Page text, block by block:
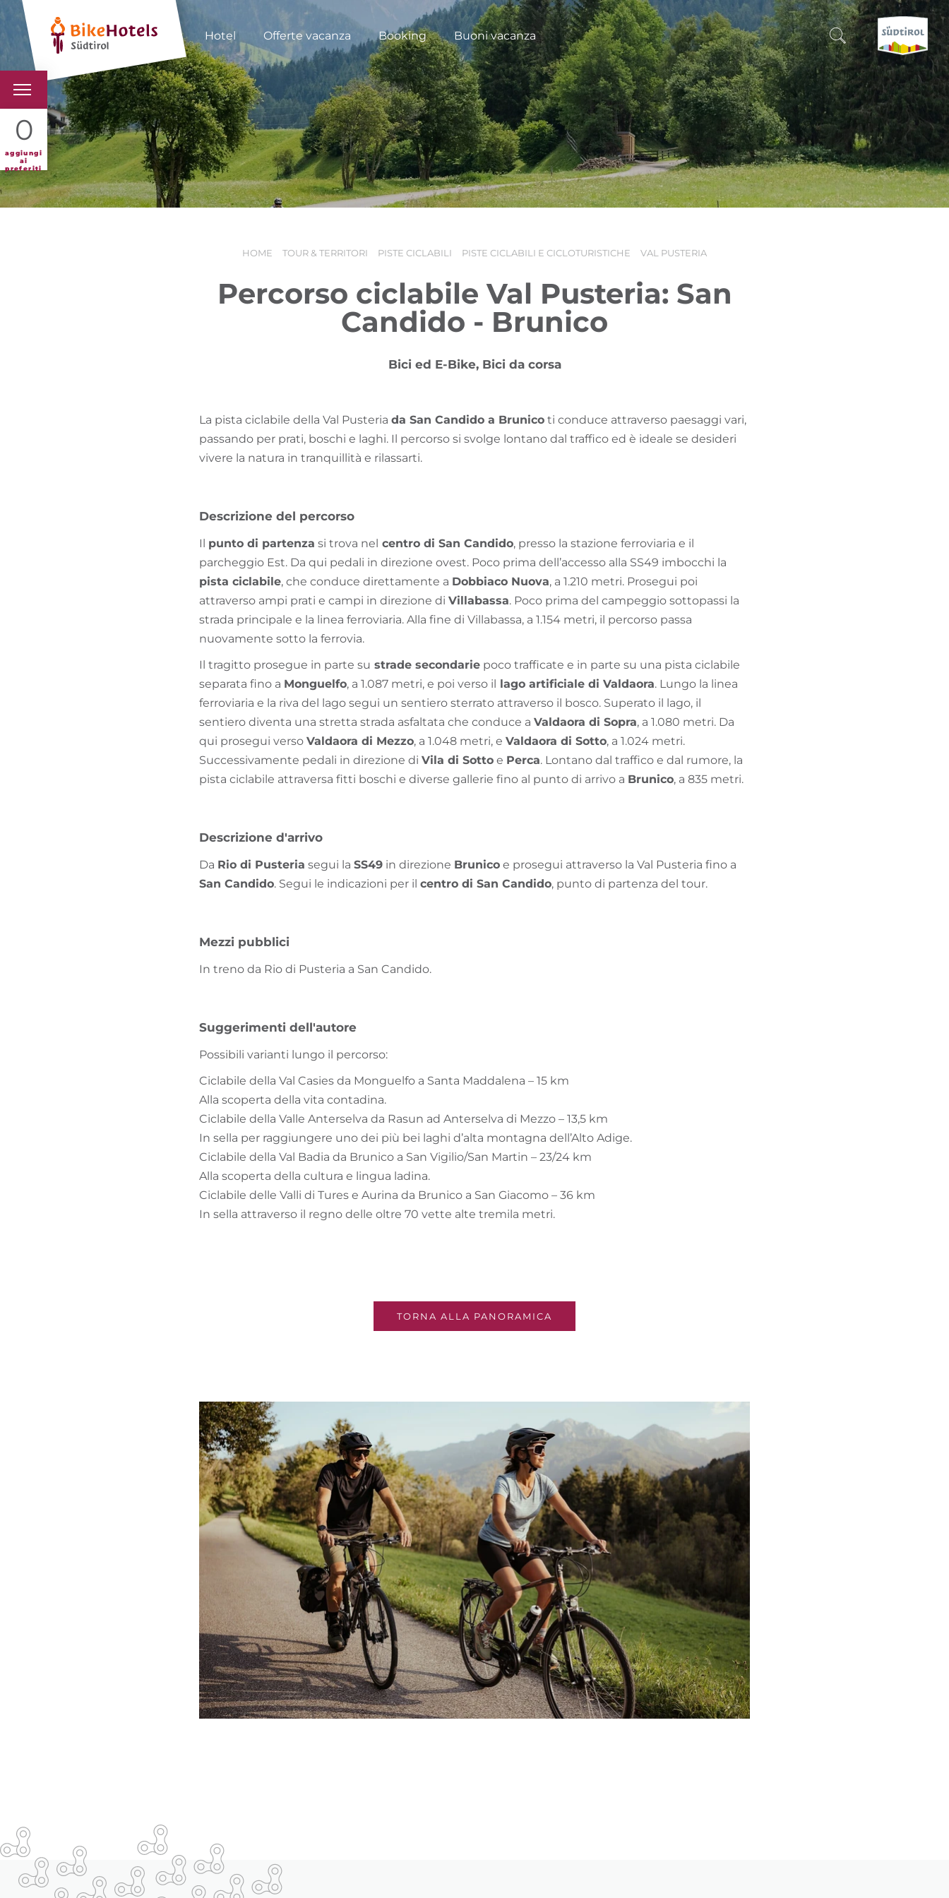
Hotel Offerte vacanza Booking Buoni vacanza
0
aggiungi
ai
preferiti
BIKEHOTELS
HOTELS & PACCHETTI
TOUR & TERRITORI
CERCA E PRENOTA
SCOPRI L'ALTO ADIGE
QUANDO?
-
HOME TOUR & TERRITORI PISTE CICLABILI PISTE CICLABILI E CICLOTURISTICHE VAL PUSTERIA
Percorso ciclabile Val Pusteria: San
Candido - Brunico
Bici ed E-Bike, Bici da corsa
La pista ciclabile della Val Pusteria da San Candido a Brunico ti conduce attraverso paesaggi vari,
passando per prati, boschi e laghi. Il percorso si svolge lontano dal traffico ed è ideale se desideri
vivere la natura in tranquillità e rilassarti.
Descrizione del percorso
Il punto di partenza si trova nel centro di San Candido, presso la stazione ferroviaria e il
parcheggio Est. Da qui pedali in direzione ovest. Poco prima dell’accesso alla SS49 imbocchi la
pista ciclabile, che conduce direttamente a Dobbiaco Nuova, a 1.210 metri. Prosegui poi
attraverso ampi prati e campi in direzione di Villabassa. Poco prima del campeggio sottopassi la
strada principale e la linea ferroviaria. Alla fine di Villabassa, a 1.154 metri, il percorso passa
nuovamente sotto la ferrovia.
Il tragitto prosegue in parte su strade secondarie poco trafficate e in parte su una pista ciclabile
separata fino a Monguelfo, a 1.087 metri, e poi verso il lago artificiale di Valdaora. Lungo la linea
ferroviaria e la riva del lago segui un sentiero sterrato attraverso il bosco. Superato il lago, il
sentiero diventa una stretta strada asfaltata che conduce a Valdaora di Sopra, a 1.080 metri. Da
qui prosegui verso Valdaora di Mezzo, a 1.048 metri, e Valdaora di Sotto, a 1.024 metri.
Successivamente pedali in direzione di Vila di Sotto e Perca. Lontano dal traffico e dal rumore, la
pista ciclabile attraversa fitti boschi e diverse gallerie fino al punto di arrivo a Brunico, a 835 metri.
Descrizione d'arrivo
Da Rio di Pusteria segui la SS49 in direzione Brunico e prosegui attraverso la Val Pusteria fino a
San Candido. Segui le indicazioni per il centro di San Candido, punto di partenza del tour.
Mezzi pubblici
In treno da Rio di Pusteria a San Candido.
Suggerimenti dell'autore
Possibili varianti lungo il percorso:
Ciclabile della Val Casies da Monguelfo a Santa Maddalena – 15 km
Alla scoperta della vita contadina.
Ciclabile della Valle Anterselva da Rasun ad Anterselva di Mezzo – 13,5 km
In sella per raggiungere uno dei più bei laghi d’alta montagna dell’Alto Adige.
Ciclabile della Val Badia da Brunico a San Vigilio/San Martin – 23/24 km
Alla scoperta della cultura e lingua ladina.
Ciclabile delle Valli di Tures e Aurina da Brunico a San Giacomo – 36 km
In sella attraverso il regno delle oltre 70 vette alte tremila metri.
TORNA ALLA PANORAMICA